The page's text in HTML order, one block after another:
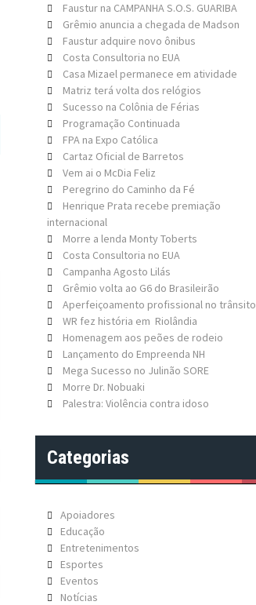
Faustur na CAMPANHA S.O.S. GUARIBA
Grêmio anuncia a chegada de Madson
Faustur adquire novo ônibus
Costa Consultoria no EUA
Casa Mizael permanece em atividade
Matriz terá volta dos relógios
Sucesso na Colônia de Férias
Programação Continuada
FPA na Expo Católica
Cartaz Oficial de Barretos
Vem ai o McDia Feliz
Peregrino do Caminho da Fé
Henrique Prata recebe premiação
internacional
Morre a lenda Monty Toberts
Costa Consultoria no EUA
Campanha Agosto Lilás
Grêmio volta ao G6 do Brasileirão
Aperfeiçoamento profissional no trânsito
WR fez história em Riolândia
Homenagem aos peões de rodeio
Lançamento do Empreenda NH
Mega Sucesso no Julinão SORE
Morre Dr. Nobuaki
Palestra: Violência contra idoso
Categorias
Apoiadores
Educação
Entretenimentos
Esportes
Eventos
Notícias